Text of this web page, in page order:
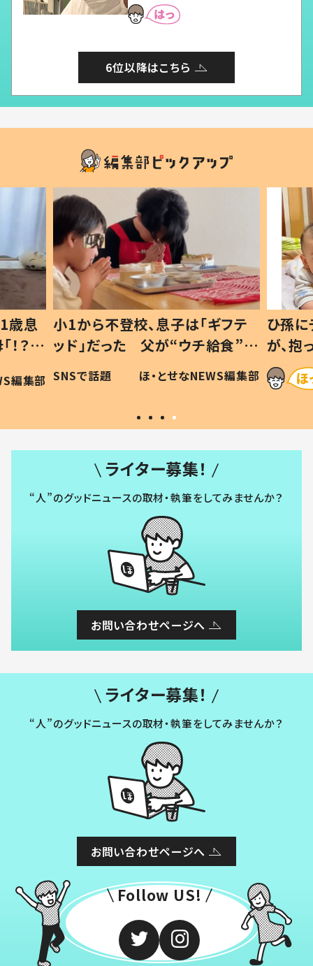
6位以降はこちら
歳息
？」
編集部
小1から不登校、息子は「ギフテ
ッド」だった 父が“ウチ給食”を
作り続ける理由とは #令和の親
#令和の子
SNSで話題 ほ・とせなNEWS編集部
ひ孫
が、
「涙が
い」
ライター募集！
“人”のグッドニュースの取材・執筆をしてみませんか？
お問い合わせページへ
ライター募集！
“人”のグッドニュースの取材・執筆をしてみませんか？
お問い合わせページへ
Follow US!